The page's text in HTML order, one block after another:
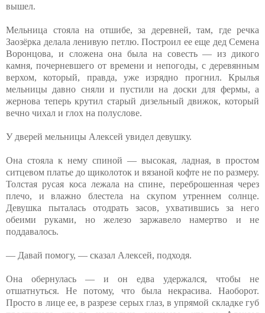
вышел.
Мельница стояла на отшибе, за деревней, там, где речка
Заозёрка делала ленивую петлю. Построил ее еще дед Семена
Воронцова, и сложена она была на совесть — из дикого
камня, почерневшего от времени и непогоды, с деревянным
верхом, который, правда, уже изрядно прогнил. Крылья
мельницы давно сняли и пустили на доски для фермы, а
жернова теперь крутил старый дизельный движок, который
вечно чихал и глох на полуслове.
У дверей мельницы Алексей увидел девушку.
Она стояла к нему спиной — высокая, ладная, в простом
ситцевом платье до щиколоток и вязаной кофте не по размеру.
Толстая русая коса лежала на спине, переброшенная через
плечо, и влажно блестела на скупом утреннем солнце.
Девушка пыталась отодрать засов, ухватившись за него
обеими руками, но железо заржавело намертво и не
поддавалось.
— Давай помогу, — сказал Алексей, подходя.
Она обернулась — и он едва удержался, чтобы не
отшатнуться. Не потому, что была некрасива. Наоборот.
Просто в лице ее, в разрезе серых глаз, в упрямой складке губ